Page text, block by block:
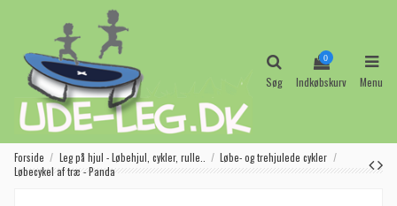
Søg
0
Indkøbskurv Menu
Forside Leg på hjul - Løbehjul, cykler, rulle..
Løbe- og trehjulede cykler
Løbecykel af træ - Panda